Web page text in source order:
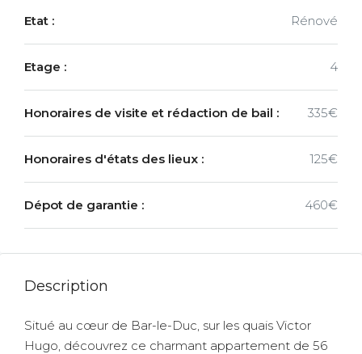
Etat : Rénové
Etage : 4
Honoraires de visite et rédaction de bail : 335€
Honoraires d'états des lieux : 125€
Dépot de garantie : 460€
Description
Situé au cœur de Bar-le-Duc, sur les quais Victor
Hugo, découvrez ce charmant appartement de 56